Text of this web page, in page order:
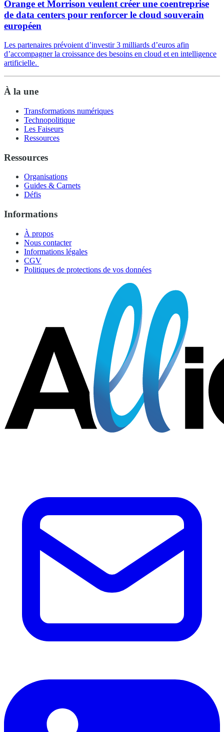
Orange et Morrison veulent créer une coentreprise
de data centers pour renforcer le cloud souverain
européen
Les partenaires prévoient d’investir 3 milliards d’euros afin
d’accompagner la croissance des besoins en cloud et en intelligence
artificielle.
À la une
Transformations numériques
Technopolitique
Les Faiseurs
Ressources
Ressources
Organisations
Guides & Carnets
Défis
Informations
À propos
Nous contacter
Informations légales
CGV
Politiques de protections de vos données